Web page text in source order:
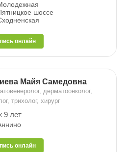
шоссе
онлайн
Майя Самедовна
дерматоонколог,
трихолог, хирург
9 лет
онлайн